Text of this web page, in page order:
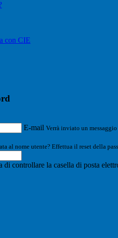
con CIE
E-mail Verrà inviato un
al nome utente? Effettua il reset della
di controllare la casella di posta